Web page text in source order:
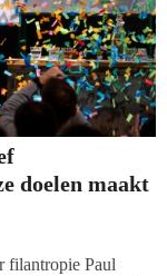
doelen maakt
filantropie Paul